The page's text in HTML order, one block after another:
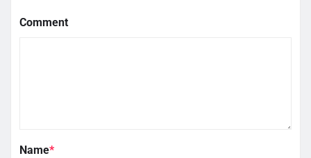
Comment
Name*